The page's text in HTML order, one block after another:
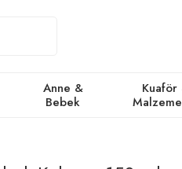
Anne &
Bebek
Kuaför